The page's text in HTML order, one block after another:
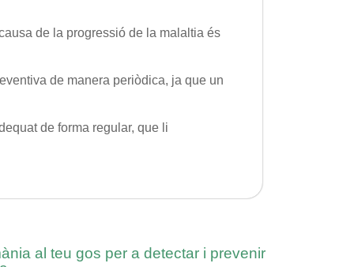
de la progressió de la malaltia és
de manera periòdica, ja que un
de forma regular, que li
al teu gos per a detectar i prevenir